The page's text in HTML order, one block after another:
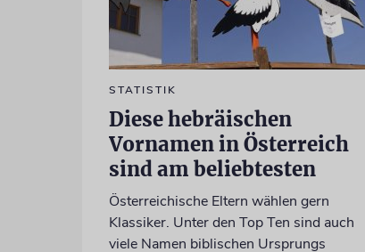
STATISTIK
Diese hebräischen
Vornamen in Österreich
sind am beliebtesten
Österreichische Eltern wählen gern
Klassiker. Unter den Top Ten sind auch
viele Namen biblischen Ursprungs